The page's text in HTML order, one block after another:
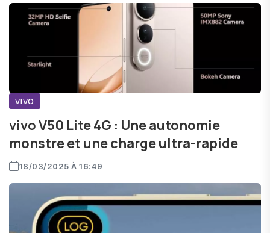
VIVO
vivo V50 Lite 4G : Une autonomie
monstre et une charge ultra-rapide
18/03/2025 À 16:49